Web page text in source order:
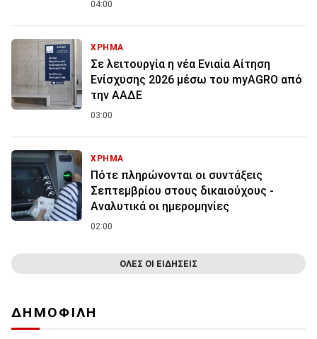
04:00
ΧΡΗΜΑ
Σε λειτουργία η νέα Ενιαία Αίτηση
Ενίσχυσης 2026 μέσω του myAGRO από
την ΑΑΔΕ
03:00
ΧΡΗΜΑ
Πότε πληρώνονται οι συντάξεις
Σεπτεμβρίου στους δικαιούχους -
Αναλυτικά οι ημερομηνίες
02:00
ΟΛΕΣ ΟΙ ΕΙΔΗΣΕΙΣ
ΔΗΜΟΦΙΛΗ